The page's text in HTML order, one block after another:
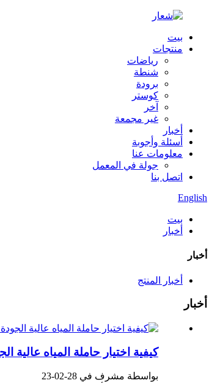
بيت
منتجات
رياضات
شنطة
برودة
كوستر
آخر
غير مجمعة
أخبار
أسئلة وأجوبة
معلومات عنا
جولة في المعمل
اتصل بنا
English
بيت
أخبار
أخبار
أخبار المنتج
أخبار
كيفية اختيار حاملة المياه عالية
بواسطة مشرف في 28-02-23